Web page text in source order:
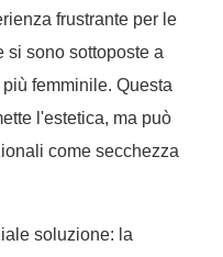
frustrante per le
si sono sottoposte a
femminile. Questa
l'estetica, ma può
come secchezza
soluzione: la